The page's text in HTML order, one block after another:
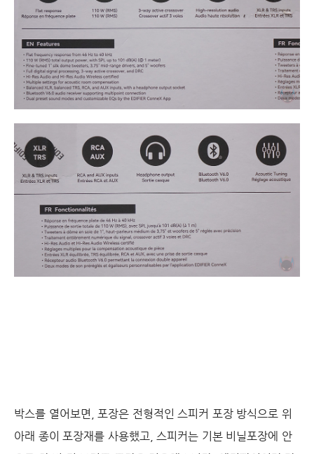
박스를 열어보면, 포장은 전형적인 스피커 포장 방식으로 위
아래 종이 포장재를 사용했고, 스피커는 기본 비닐포장에 안